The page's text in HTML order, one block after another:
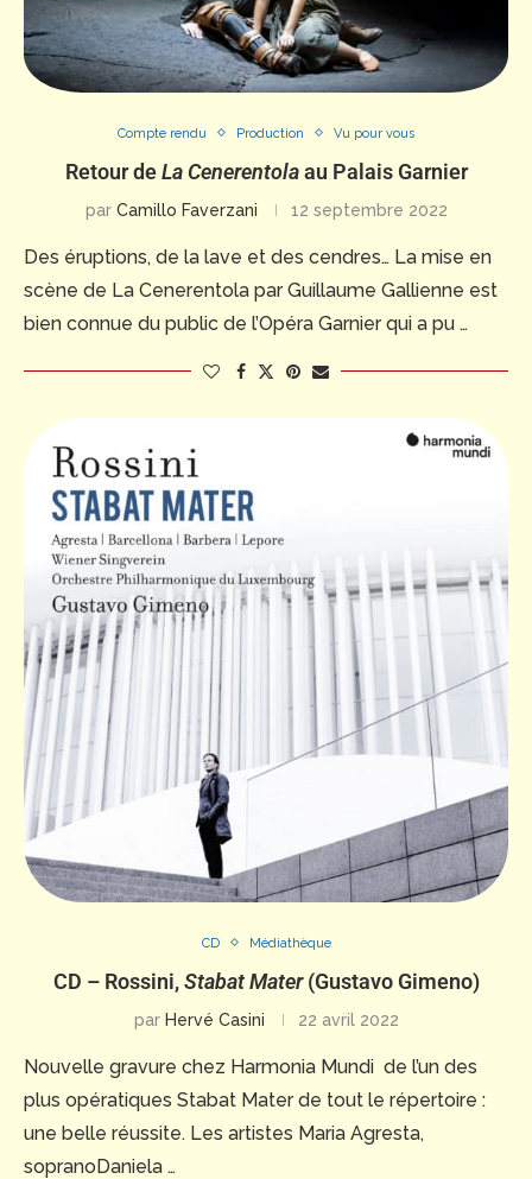
Compte rendu Production Vu pour vous
Retour deLa Cenerentolaau Palais Garnier
par Camillo Faverzani 12 septembre 2022
Des éruptions, de la lave et des cendres… La mise en
scène de La Cenerentola par Guillaume Gallienne est
bien connue du public de l’Opéra Garnier qui a pu …
CD Médiathèque
CD – Rossini,Stabat Mater(Gustavo Gimeno)
par Hervé Casini 22 avril 2022
Nouvelle gravure chez Harmonia Mundi de l’un des
plus opératiques Stabat Mater de tout le répertoire :
une belle réussite. Les artistes Maria Agresta,
sopranoDaniela …